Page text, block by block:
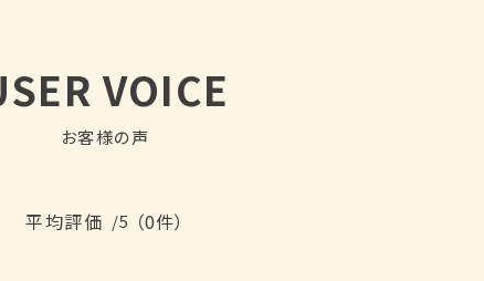
VOICE
お客様の声
平均評価 /5 （0件）